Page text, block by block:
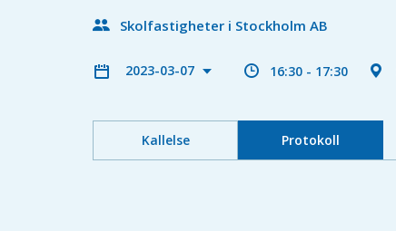
Skolfastigheter i Stockholm AB
2023-03-07 16:30 - 17:30
Kallelse Protokoll